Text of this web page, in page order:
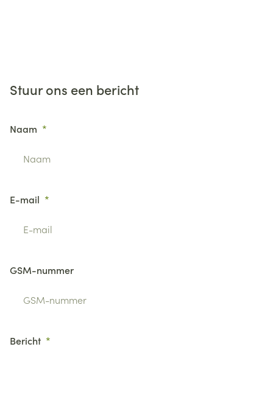
Stuur ons een bericht
Naam
E-mail
GSM-nummer
Bericht